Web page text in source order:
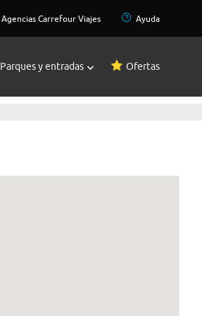
Agencias Carrefour Viajes Ayuda
Parques y entradas Ofertas